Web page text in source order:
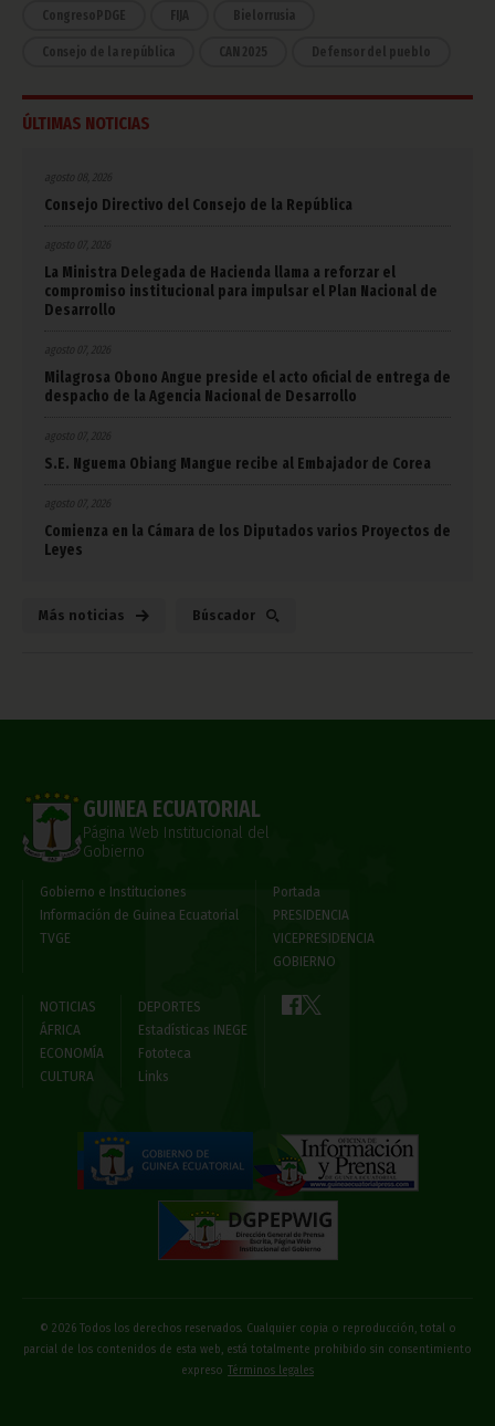
CongresoPDGE FIJA Bielorrusia
Consejo de la república CAN 2025 Defensor del pueblo
ÚLTIMAS NOTICIAS
Consejo Directivo del Consejo de la República
agosto 07, 2026
La Ministra Delegada de Hacienda llama a reforzar el
compromiso institucional para impulsar el Plan Nacional de
Desarrollo
agosto 07, 2026
Milagrosa Obono Angue preside el acto oficial de entrega de
despacho de la Agencia Nacional de Desarrollo
agosto 07, 2026
S.E. Nguema Obiang Mangue recibe al Embajador de Corea
agosto 07, 2026
Comienza en la Cámara de los Diputados varios Proyectos de
Leyes
Más noticias Búscador
GUINEA ECUATORIAL
Página Web Institucional del
Gobierno
Gobierno e Instituciones
Información de Guinea Ecuatorial
TVGE
Portada
PRESIDENCIA
VICEPRESIDENCIA
GOBIERNO
NOTICIAS
ÁFRICA
ECONOMÍA
CULTURA
DEPORTES
Estadísticas INEGE
Fototeca
Links
© 2026 Todos los derechos reservados. Cualquier copia o reproducción, total o
parcial de los contenidos de esta web, está totalmente prohibido sin consentimiento
expreso
Términos legales